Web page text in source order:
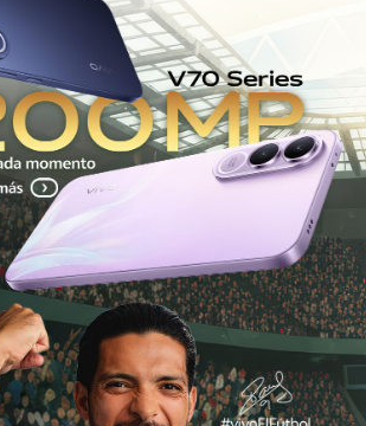
México | Seleccione país/región